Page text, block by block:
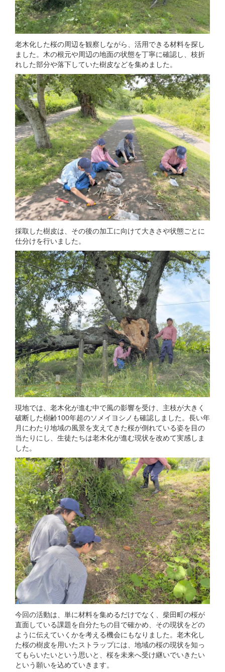
老木化した桜の周辺を観察しながら、活用できる材料を探し
ました。木の根元や周辺の地面の状態を丁寧に確認し、枝折
れした部分や落下していた樹皮などを集めました。
採取した樹皮は、その後の加工に向けて大きさや状態ごとに
仕分けを行いました。
現地では、老木化が進む中で風の影響を受け、主枝が大きく
破断した樹齢100年超のソメイヨシノも確認しました。長い年
月にわたり地域の風景を支えてきた桜が倒れている姿を目の
当たりにし、生徒たちは老木化が進む現状を改めて実感しま
した。
今回の活動は、単に材料を集めるだけでなく、柴田町の桜が
直面している課題を自分たちの目で確かめ、その現状をどの
ように伝えていくかを考える機会にもなりました。老木化し
た桜の樹皮を用いたストラップには、地域の桜の現状を知っ
てもらいたいという思いと、桜を未来へ受け継いでいきたい
という願いを込めていきます。